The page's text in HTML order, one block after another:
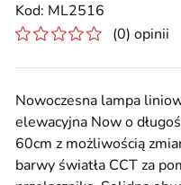
ML2516
(0) opinii
Nowoczesna lampa
elewacyjna Now o
60cm z możliwością
barwy światła CCT za